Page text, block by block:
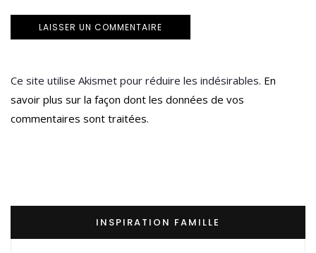
Ce site utilise Akismet pour réduire les indésirables. En
savoir plus sur la façon dont les données de vos
commentaires sont traitées.
INSPIRATION FAMILLE